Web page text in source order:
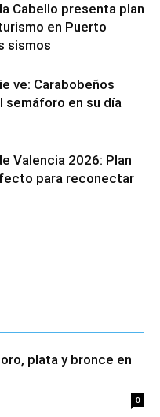
Cabello presenta plan
en Puerto
sismos
ve: Carabobeños
semáforo en su día
Valencia 2026: Plan
para reconectar
plata y bronce en
0